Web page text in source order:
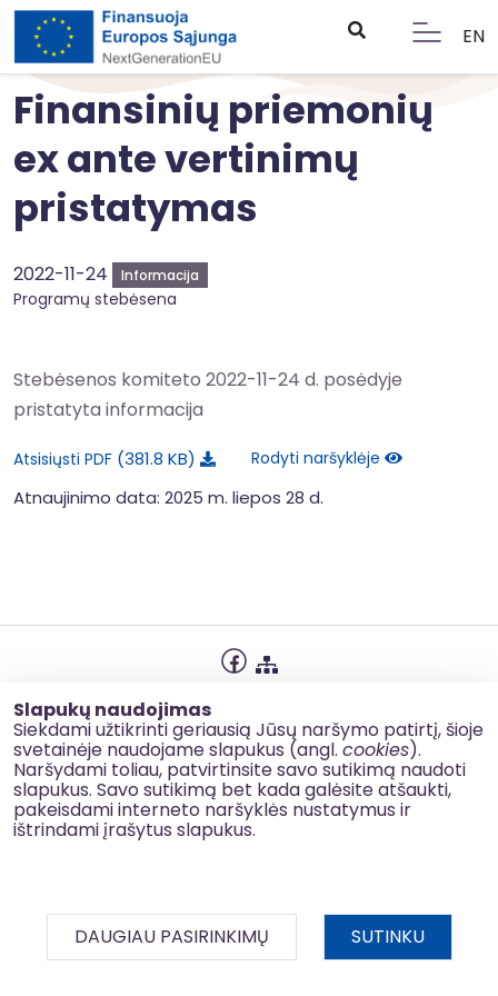
Slapukų naudojimas
Siekdami užtikrinti geriausią Jūsų naršymo patirtį, šioje
svetainėje naudojame slapukus (angl. cookies).
Naršydami toliau, patvirtinsite savo sutikimą naudoti
slapukus. Savo sutikimą bet kada galėsite atšaukti,
pakeisdami interneto naršyklės nustatymus ir
ištrindami įrašytus slapukus.
DAUGIAU PASIRINKIMŲ SUTINKU
EN
Finansinių priemonių
ex ante vertinimų
pristatymas
2022-11-24 Informacija
Programų stebėsena
Stebėsenos komiteto 2022-11-24 d. posėdyje
pristatyta informacija
Atsisiųsti PDF 381.8 KB Rodyti naršyklėje
Atnaujinimo data: 2025 m. liepos 28 d.
Slapukų naudojimas
Korupcijos prevencija
Kontaktai